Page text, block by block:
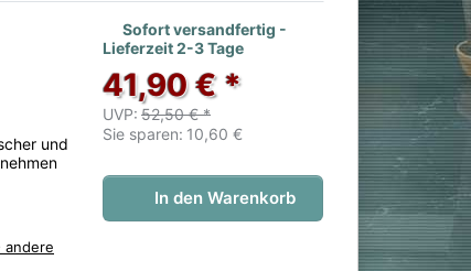
keine Bewertungen vor.
und
andere
Sofort versandfertig -
Lieferzeit 2-3 Tage
41,90 € *
UVP: 52,50 € *
Sie sparen: 10,60 €
In den Warenkorb